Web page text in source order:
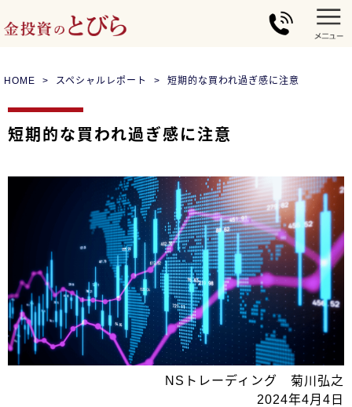
HOME スペシャルレポート 短期的な買われ過ぎ感に注意
短期的な買われ過ぎ感に注意
NSトレーディング 菊川弘之
2024年4月4日